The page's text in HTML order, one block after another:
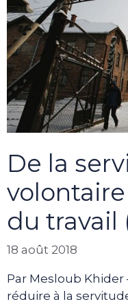
De la
du travail
18 août 2018
Par Mesloub Khider
réduire à la